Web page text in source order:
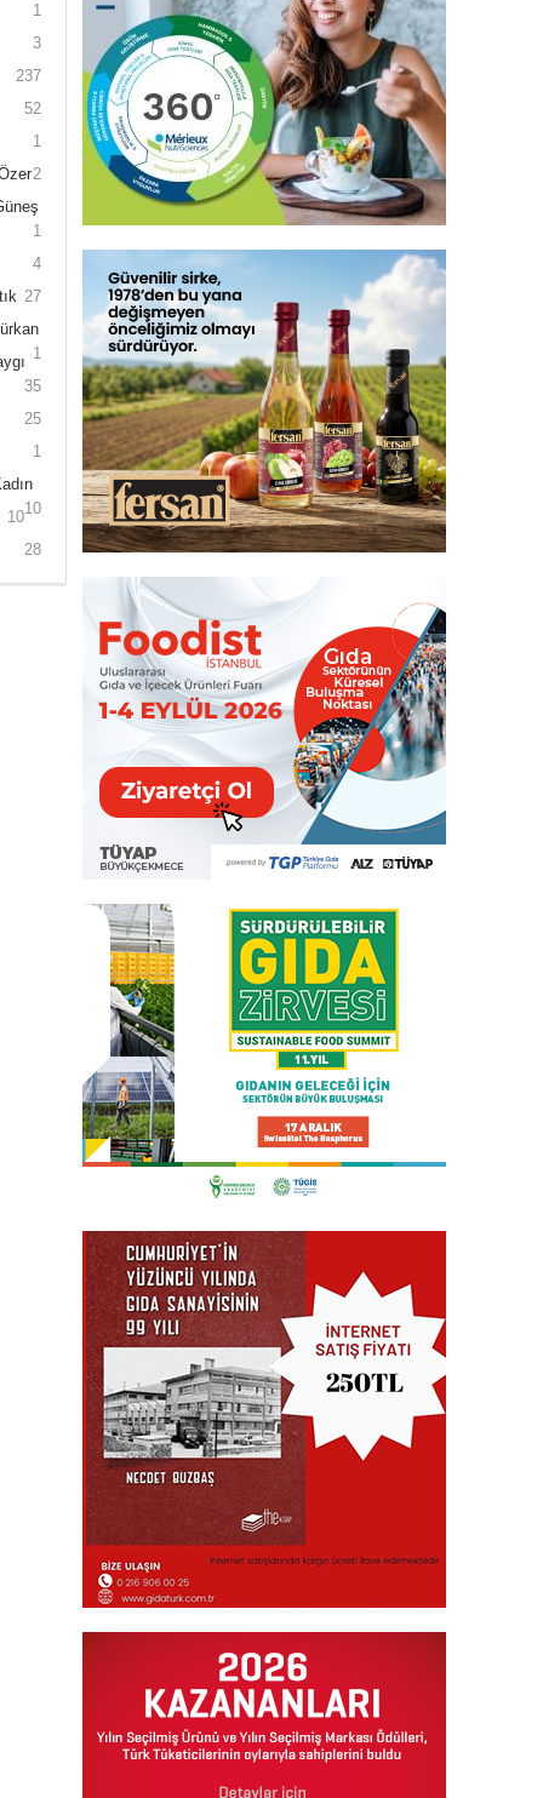
1
3
237
52
1
2
1
4
27
1
35
25
1
10
10
28